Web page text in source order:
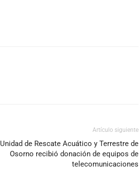
Artículo siguiente
Unidad de Rescate Acuático y Terrestre de
Osorno recibió donación de equipos de
telecomunicaciones